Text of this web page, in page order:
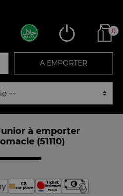
0
A EMPORTER
à emporter
(51110)